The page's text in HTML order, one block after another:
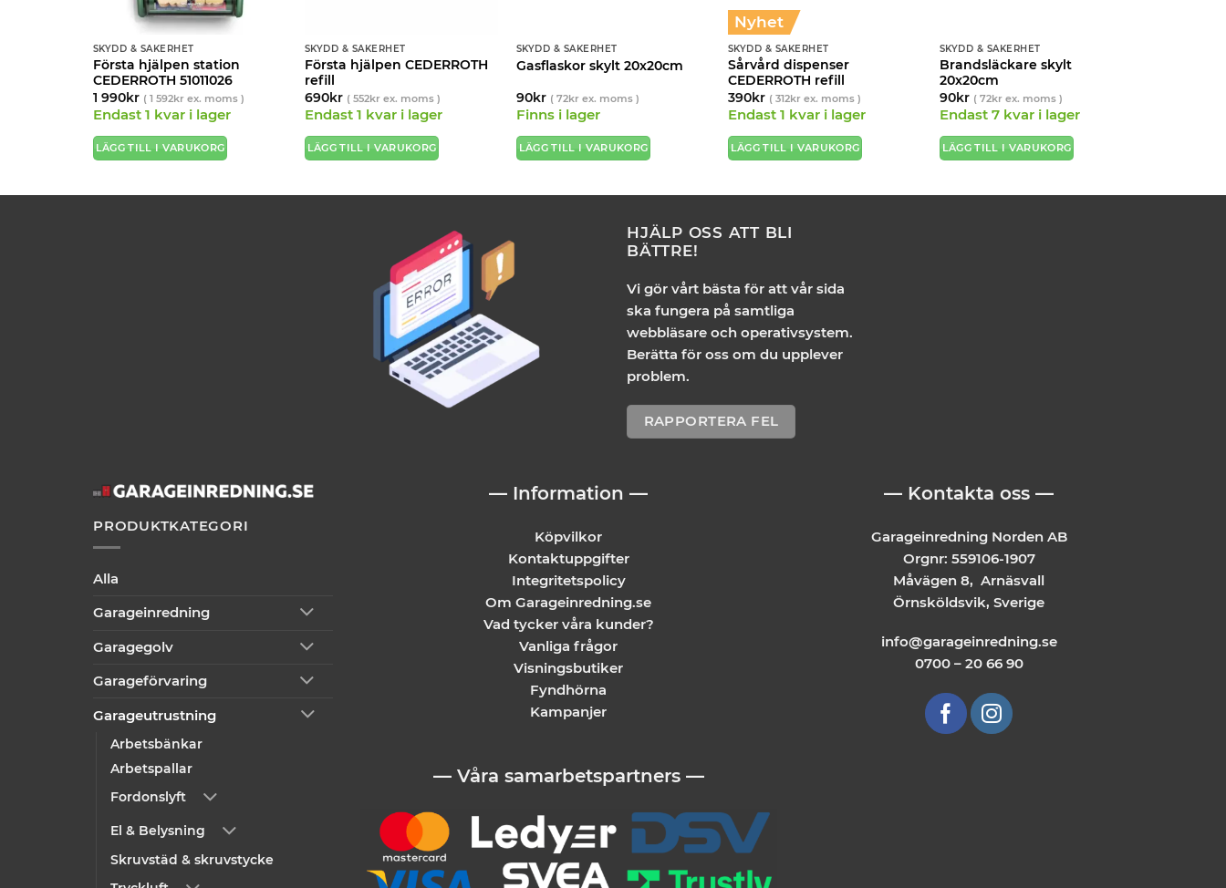
SKYDD & SÄKERHET
Första hjälpen station
CEDERROTH 51011026
1 990kr ( 1 592krex. moms )
Endast 1 kvar i lager
LÄGG TILL I VARUKORG
SKYDD & SÄKERHET
Första hjälpen CEDERROTH
refill
690kr ( 552krex. moms )
Endast 1 kvar i lager
LÄGG TILL I VARUKORG
SKYDD & SÄKERHET
Gasflaskor skylt 20x20cm
90kr ( 72krex. moms )
Finns i lager
LÄGG TILL I VARUKORG
Nyhet
SKYDD & SÄKERHET
Sårvård dispenser
CEDERROTH refill
390kr ( 312krex. moms )
Endast 1 kvar i lager
LÄGG TILL I VARUKORG
SKYDD & SÄKERHET
Brandsläckare skylt
20x20cm
90kr ( 72krex. moms )
Endast 7 kvar i lager
LÄGG TILL I VARUKORG
HJÄLP OSS ATT BLI
BÄTTRE!
Vi gör vårt bästa för att vår sida
ska fungera på samtliga
webbläsare och operativsystem.
Berätta för oss om du upplever
problem.
RAPPORTERA FEL
PRODUKTKATEGORI
Alla
Garageinredning
Garagegolv
Garageförvaring
Garageutrustning
Arbetsbänkar
Arbetspallar
Fordonslyft
El & Belysning
Skruvstäd & skruvstycke
— Information —
Köpvilkor
Kontaktuppgifter
Integritetspolicy
Om Garageinredning.se
Vad tycker våra kunder?
Vanliga frågor
Visningsbutiker
Fyndhörna
Kampanjer
— Våra samarbetspartners —
— Kontakta oss —
Garageinredning Norden AB
Orgnr: 559106-1907
Måvägen 8, Arnäsvall
Örnsköldsvik, Sverige
info@garageinredning.se
0700 – 20 66 90